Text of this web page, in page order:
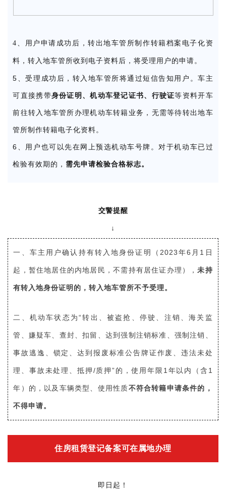
4、用户申请成功后，转出地车管所制作转籍档案电子化资
料，转入地车管所收到电子资料后，将受理用户的申请。
5、受理成功后，转入地车管所将通过短信告知用户。车主
可直接携带身份证明、机动车登记证书、行驶证等资料开车
前往转入地车管所办理机动车转籍业务，无需等待转出地车
管所制作转籍电子化资料。
6、用户也可以先在网上预选机动车号牌。对于机动车已过
检验有效期的， 需先申请检验合格标志。
交警提醒
↓
一、车主用户确认持有转入地身份证明（2023年6月1日
起，暂住地居住的内地居民，不需持有居住证办理），未持
有转入地身份证明的，转入地车管所不予受理。
二、机动车状态为“转出、被盗抢、停驶、注销、海关监
管、嫌疑车、查封、扣留、达到强制注销标准、强制注销、
事故逃逸、锁定、达到报废标准公告牌证作废、违法未处
理、事故未处理、抵押/质押”的，使用年限1年以内（含1
年）的，以及车辆类型、使用性质不符合转籍申请条件的，
不得申请。
住房租赁登记备案可在属地办理
即日起！